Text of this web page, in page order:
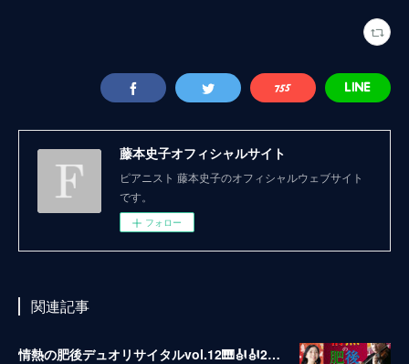
藤本史子オフィシャルサイト
ピアニスト 藤本史子のオフィシャルウェブサイト
です。
フォロー
関連記事
情熱の肥後デュオリサイタルvol.12🎹🎻🎻2023